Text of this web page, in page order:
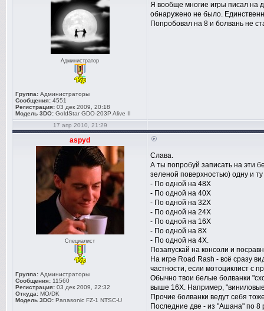
Администратор
Группа: Администраторы
Сообщения: 4551
Регистрация: 03 дек 2009, 20:18
Модель 3DO: GoldStar GDO-203P Alive II
Я вообще многие игры писал на
обнаружено не было.
Попробовал на 8 и болвань не
17 апр 2010, 21:29
aspyd
Специалист
Группа: Администраторы
Сообщения: 11560
Регистрация: 03 дек 2009, 22:32
Откуда: MO/DK
Модель 3DO: Panasonic FZ-1 NTSC-U
Слава.
А ты попробуй записать на эти
зеленой поверхностью) одну и
- По одной на 48Х
- По одной на 40Х
- По одной на 32Х
- По одной на 24Х
- По одной на 16Х
- По одной на 8Х
- По одной на 4Х.
Позапускай на консоли и
На игре Road Rash - всё сразу
частности, если мотоциклист с
Обычно твои белые болванки
выше 16Х. Например,
Прочие болванки ведут себя
Последние две - из "Ашана" по 8